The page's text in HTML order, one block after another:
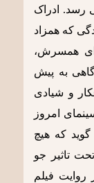
رسد. ادراک
که همزاد
همسرش،
به پیش
و شیادی
امروز
گوید که هیچ
تاثیر جو
فیلم